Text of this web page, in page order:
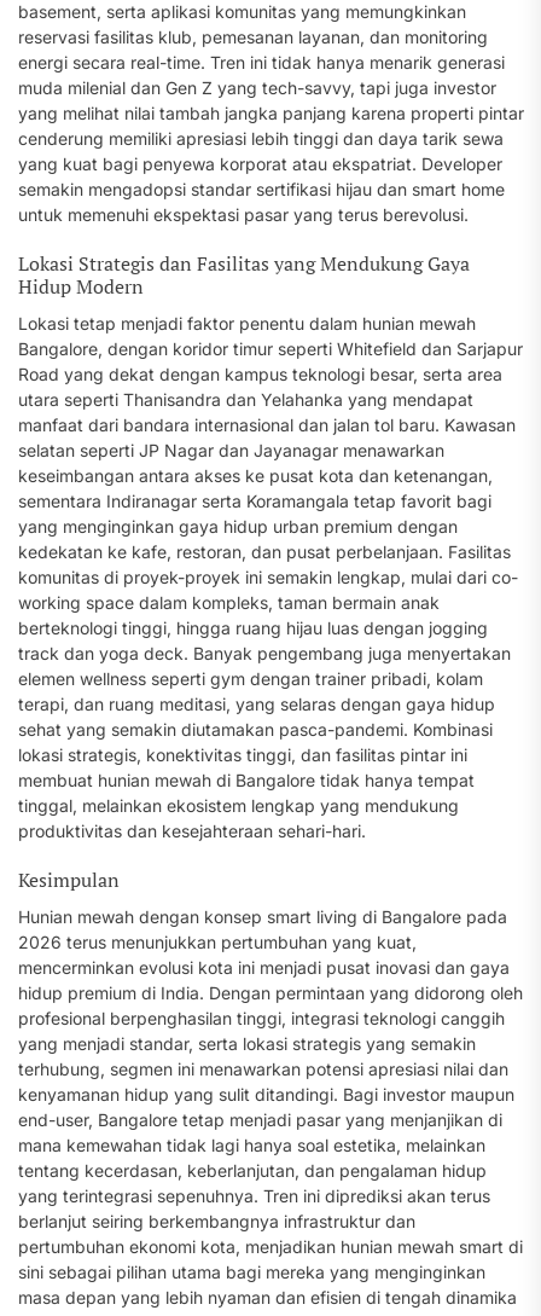
basement, serta aplikasi komunitas yang memungkinkan
reservasi fasilitas klub, pemesanan layanan, dan monitoring
energi secara real-time. Tren ini tidak hanya menarik generasi
muda milenial dan Gen Z yang tech-savvy, tapi juga investor
yang melihat nilai tambah jangka panjang karena properti pintar
cenderung memiliki apresiasi lebih tinggi dan daya tarik sewa
yang kuat bagi penyewa korporat atau ekspatriat. Developer
semakin mengadopsi standar sertifikasi hijau dan smart home
untuk memenuhi ekspektasi pasar yang terus berevolusi.
Lokasi Strategis dan Fasilitas yang Mendukung Gaya
Hidup Modern
Lokasi tetap menjadi faktor penentu dalam hunian mewah
Bangalore, dengan koridor timur seperti Whitefield dan Sarjapur
Road yang dekat dengan kampus teknologi besar, serta area
utara seperti Thanisandra dan Yelahanka yang mendapat
manfaat dari bandara internasional dan jalan tol baru. Kawasan
selatan seperti JP Nagar dan Jayanagar menawarkan
keseimbangan antara akses ke pusat kota dan ketenangan,
sementara Indiranagar serta Koramangala tetap favorit bagi
yang menginginkan gaya hidup urban premium dengan
kedekatan ke kafe, restoran, dan pusat perbelanjaan. Fasilitas
komunitas di proyek-proyek ini semakin lengkap, mulai dari co-
working space dalam kompleks, taman bermain anak
berteknologi tinggi, hingga ruang hijau luas dengan jogging
track dan yoga deck. Banyak pengembang juga menyertakan
elemen wellness seperti gym dengan trainer pribadi, kolam
terapi, dan ruang meditasi, yang selaras dengan gaya hidup
sehat yang semakin diutamakan pasca-pandemi. Kombinasi
lokasi strategis, konektivitas tinggi, dan fasilitas pintar ini
membuat hunian mewah di Bangalore tidak hanya tempat
tinggal, melainkan ekosistem lengkap yang mendukung
produktivitas dan kesejahteraan sehari-hari.
Kesimpulan
Hunian mewah dengan konsep smart living di Bangalore pada
2026 terus menunjukkan pertumbuhan yang kuat,
mencerminkan evolusi kota ini menjadi pusat inovasi dan gaya
hidup premium di India. Dengan permintaan yang didorong oleh
profesional berpenghasilan tinggi, integrasi teknologi canggih
yang menjadi standar, serta lokasi strategis yang semakin
terhubung, segmen ini menawarkan potensi apresiasi nilai dan
kenyamanan hidup yang sulit ditandingi. Bagi investor maupun
end-user, Bangalore tetap menjadi pasar yang menjanjikan di
mana kemewahan tidak lagi hanya soal estetika, melainkan
tentang kecerdasan, keberlanjutan, dan pengalaman hidup
yang terintegrasi sepenuhnya. Tren ini diprediksi akan terus
berlanjut seiring berkembangnya infrastruktur dan
pertumbuhan ekonomi kota, menjadikan hunian mewah smart di
sini sebagai pilihan utama bagi mereka yang menginginkan
masa depan yang lebih nyaman dan efisien di tengah dinamika